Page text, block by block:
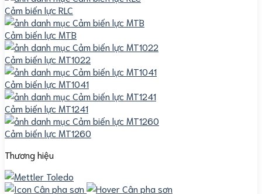
Cảm biến lực RLC
Cảm biến lực MTB
Cảm biến lực MT1022
Cảm biến lực MT1041
Cảm biến lực MT1241
Cảm biến lực MT1260
Thương hiệu